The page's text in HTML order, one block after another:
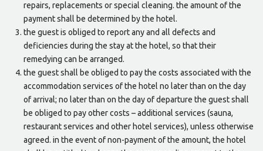
repairs, replacements or special cleaning. the amount of the
payment shall be determined by the hotel.
the guest is obliged to report any and all defects and
deficiencies during the stay at the hotel, so that their
remedying can be arranged.
the guest shall be obliged to pay the costs associated with the
accommodation services of the hotel no later than on the day
of arrival; no later than on the day of departure the guest shall
be obliged to pay other costs – additional services (sauna,
restaurant services and other hotel services), unless otherwise
agreed. in the event of non-payment of the amount, the hotel